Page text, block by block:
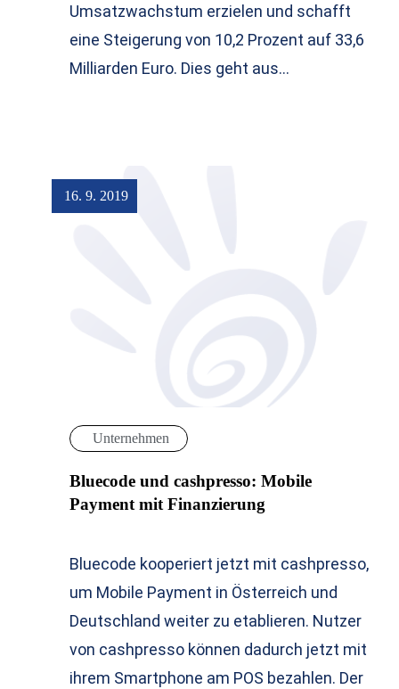
Umsatzwachstum erzielen und schafft
eine Steigerung von 10,2 Prozent auf 33,6
Milliarden Euro. Dies geht aus…
16. 9. 2019
Unternehmen
Bluecode und cashpresso: Mobile
Payment mit Finanzierung
Bluecode kooperiert jetzt mit cashpresso,
um Mobile Payment in Österreich und
Deutschland weiter zu etablieren. Nutzer
von cashpresso können dadurch jetzt mit
ihrem Smartphone am POS bezahlen. Der